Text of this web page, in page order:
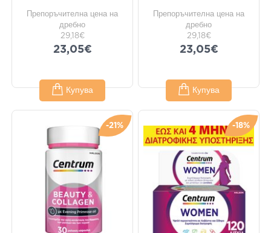
Препоръчителна цена на
дребно
29,18€
23,05€
Купува
Препоръчителна цена на
дребно
29,18€
23,05€
Купува
-21% -18%